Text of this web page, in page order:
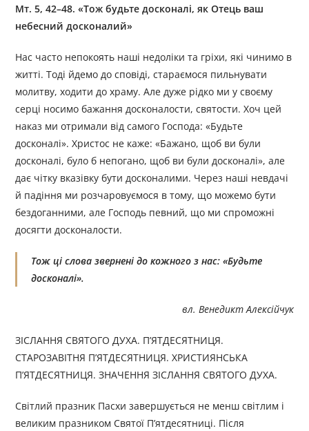
Мт. 5, 42–48. «Тож будьте досконалі, як Отець ваш
небесний досконалий»
Нас часто непокоять наші недоліки та гріхи, які чинимо в
житті. Тоді йдемо до сповіді, стараємося пильнувати
молитву, ходити до храму. Але дуже рідко ми у своєму
серці носимо бажання досконалости, святости. Хоч цей
наказ ми отримали від самого Господа: «Будьте
досконалі». Христос не каже: «Бажано, щоб ви були
досконалі, було б непогано, щоб ви були досконалі», але
дає чітку вказівку бути досконалими. Через наші невдачі
й падіння ми розчаровуємося в тому, що можемо бути
бездоганними, але Господь певний, що ми спроможні
досягти досконалости.
Тож ці слова звернені до кожного з нас: «Будьте
досконалі».
вл. Венедикт Алексійчук
ЗІСЛАННЯ СВЯТОГО ДУХА. П’ЯТДЕСЯТНИЦЯ.
СТАРОЗАВІТНЯ П’ЯТДЕСЯТНИЦЯ. ХРИСТИЯНСЬКА
П’ЯТДЕСЯТНИЦЯ. ЗНАЧЕННЯ ЗІСЛАННЯ СВЯТОГО ДУХА.
Світлий празник Пасхи завершується не менш світлим і
великим празником Святої П’ятдесятниці. Після